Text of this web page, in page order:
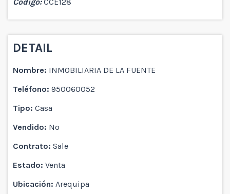
DETAIL
Nombre: INMOBILIARIA DE LA FUENTE
Teléfono: 950060052
Tipo: Casa
Vendido: No
Contrato: Sale
Estado: Venta
Ubicación: Arequipa